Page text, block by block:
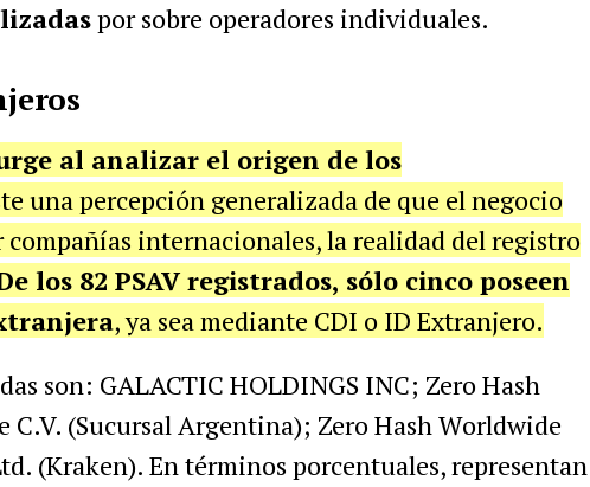
por sobre operadores individuales.
al analizar el origen de los
una percepción generalizada de que el negocio
internacionales, la realidad del registro
los 82 PSAV registrados, sólo cinco poseen
, ya sea mediante CDI o ID Extranjero.
son: GALACTIC HOLDINGS INC; Zero Hash
C.V. (Sucursal Argentina); Zero Hash Worldwide
(Kraken). En términos porcentuales, representan